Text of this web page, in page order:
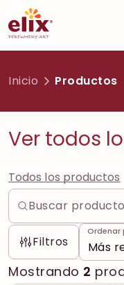
Inicio Productos
Ver todos
Todos los productos
Filtros
Ordenar
Mostrando 2